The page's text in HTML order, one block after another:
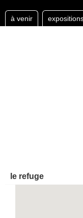
à venir
le refuge